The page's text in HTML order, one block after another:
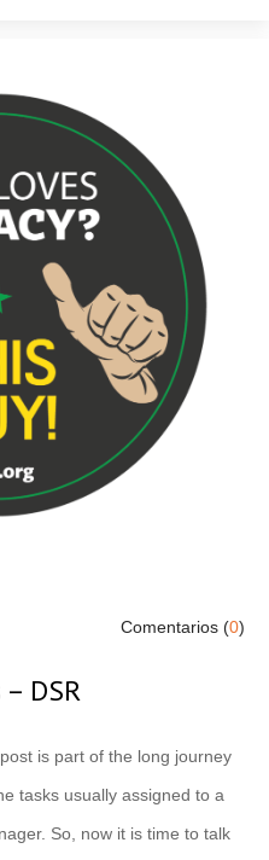
Comentarios (0)
DSR
is part of the long journey
tasks usually assigned to a
So, now it is time to talk